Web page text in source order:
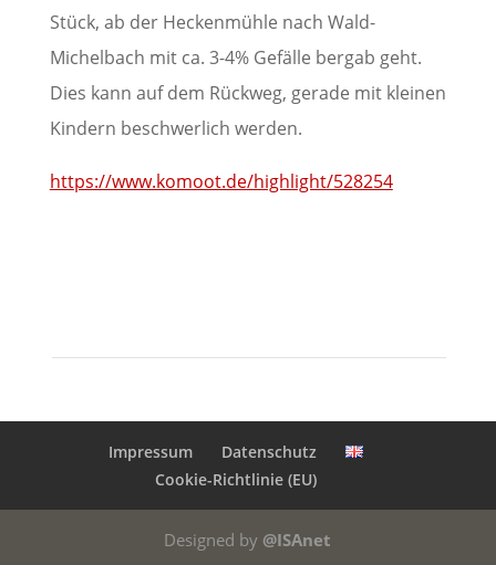
Stück, ab der Heckenmühle nach Wald-
Michelbach mit ca. 3-4% Gefälle bergab geht.
Dies kann auf dem Rückweg, gerade mit kleinen
Kindern beschwerlich werden.
https://www.komoot.de/highlight/528254
Impressum
Datenschutz
Cookie-Richtlinie (EU)
Designed by @ISAnet